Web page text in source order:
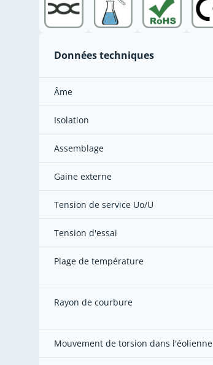
Données techniques
Âme
Isolation
Assemblage
Gaine externe
Tension de service Uo/U
Tension d'essai
Plage de température
Rayon de courbure
Mouvement de torsion dans l'éolienne